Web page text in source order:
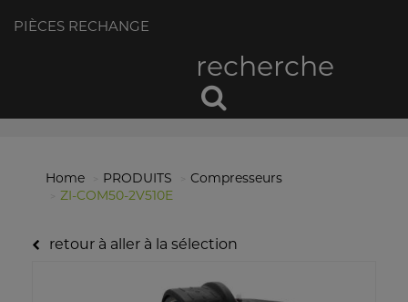
PIÈCES RECHANGE
recherche
Home PRODUITS
Compresseurs
ZI-COM50-2V510E
retour à aller à la sélection